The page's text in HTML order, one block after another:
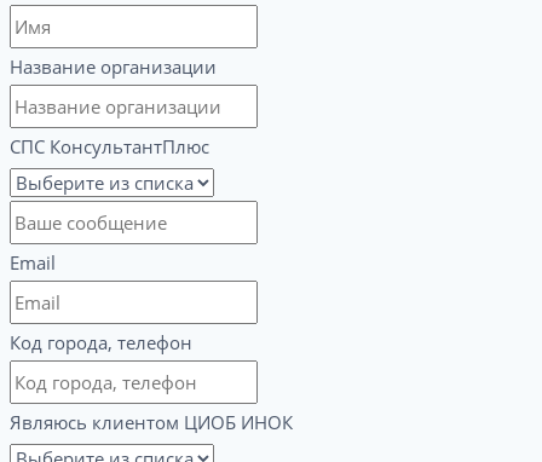
Название организации
СПС КонсультантПлюс
Email
Код города, телефон
Являюсь клиентом ЦИОБ ИНОК